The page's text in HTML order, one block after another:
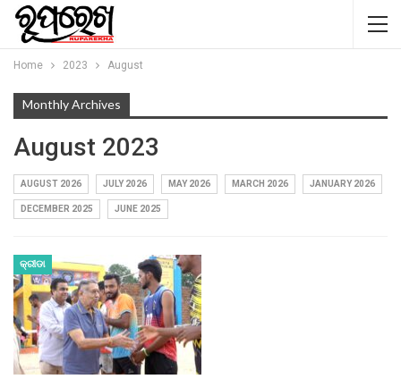
Home 2023 August
Monthly Archives
August 2023
AUGUST 2026 JULY 2026 MAY 2026 MARCH 2026 JANUARY 2026
DECEMBER 2025 JUNE 2025
କ୍ରୀଡା